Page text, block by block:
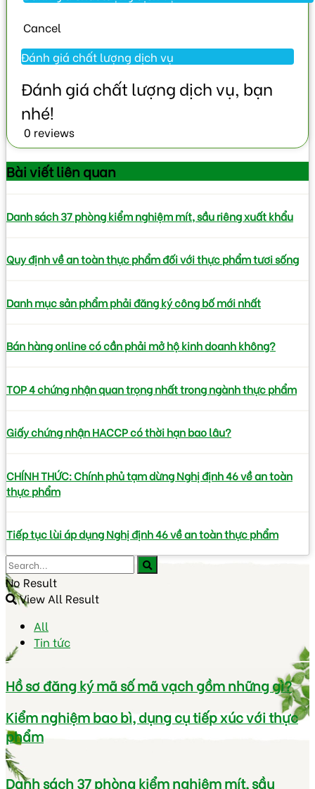
Cancel
0 reviews
Bài viếtliên quan
Danh sách 37 phòng kiểm nghiệm mít, sầu riêng xuất khẩu
Quy định về an toàn thực phẩm đối với thực phẩm tươi sống
Danh mục sản phẩm phải đăng ký công bố mới nhất
Bán hàng online có cần phải mở hộ kinh doanh không?
TOP 4 chứng nhận quan trọng nhất trong ngành thực phẩm
Giấy chứng nhận HACCP có thời hạn bao lâu?
CHÍNH THỨC: Chính phủ tạm dừng Nghị định 46 về an toàn
thực phẩm
Tiếp tục lùi áp dụng Nghị định 46 về an toàn thực phẩm
No Result
View All Result
All
Tin tức
Hồ sơ đăng ký mã số mã vạch gồm những gì?
Kiểm nghiệm bao bì, dụng cụ tiếp xúc với thực
phẩm
Danh sách 37 phòng kiểm nghiệm mít, sầu